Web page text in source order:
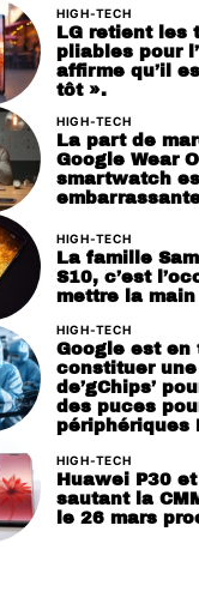
HIGH-TECH
LG retient les
pliables pour
affirme qu’il
tôt ».
HIGH-TECH
La part de
Google Wear
smartwatch
HIGH-TECH
La famille
S10, c’est
mettre la
HIGH-TECH
Google est en
constituer
de’gChips’
des puces
périphériques
HIGH-TECH
Huawei P30 et
sautant la
le 26 mars